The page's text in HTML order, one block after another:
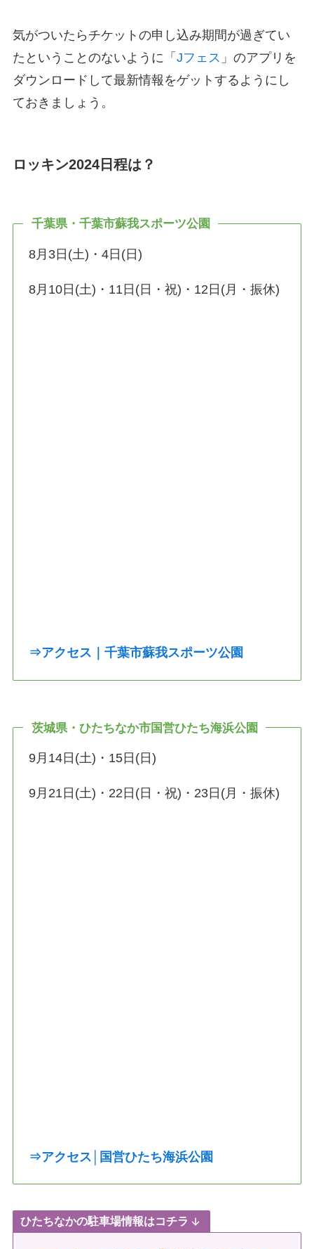
気がついたらチケットの申し込み期間が過ぎてい
たということのないように「 Jフェス 」のアプリを
ダウンロードして最新情報をゲットするようにし
ておきましょう。
ロッキン2024日程は？
千葉県・千葉市蘇我スポーツ公園
8月3日(土)・4日(日)
8月10日(土)・11日(日・祝)・12日(月・振休)
⇒アクセス｜千葉市蘇我スポーツ公園
茨城県・ひたちなか市国営ひたち海浜公園
9月14日(土)・15日(日)
9月21日(土)・22日(日・祝)・23日(月・振休)
⇒アクセス│国営ひたち海浜公園
ひたちなかの駐車場情報はコチラ